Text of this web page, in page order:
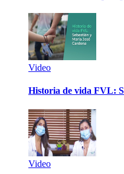
Video
Historia de vida FVL:
Video